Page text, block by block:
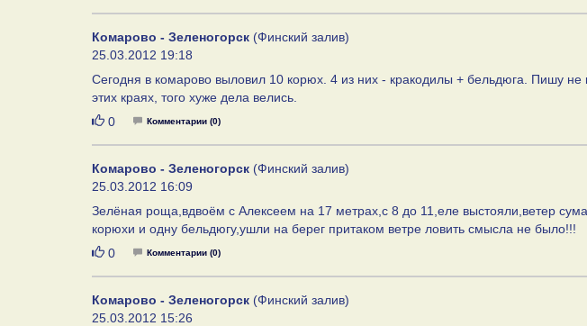
Комарово - Зеленогорск (Финский залив)
25.03.2012 19:18
Сегодня в комарово выловил 10 корюх. 4 из них - кракодилы + бельдюга. Пишу не
этих краях, того хуже дела велись.
Нравится
0 Комментарии (0)
Комарово - Зеленогорск (Финский залив)
25.03.2012 16:09
Зелёная роща,вдвоём с Алексеем на 17 метрах,с 8 до 11,еле выстояли,ветер
корюхи и одну бельдюгу,ушли на берег притаком ветре ловить смысла не было!!!
Нравится
0 Комментарии (0)
Комарово - Зеленогорск (Финский залив)
25.03.2012 15:26